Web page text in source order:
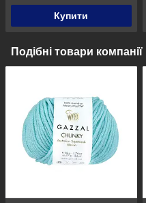
Купити
Подібні товари компанії